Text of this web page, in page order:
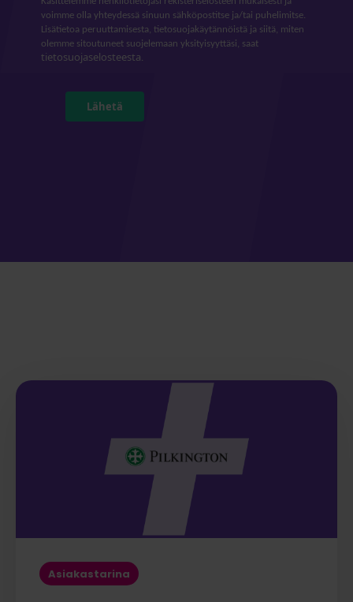
voimme olla yhteydessä sinuun sähköpostitse ja/tai puhelimitse.
Lisätietoa peruuttamisesta, tietosuojakäytännöistä ja siitä, miten
olemme sitoutuneet suojelemaan yksityisyyttäsi, saat
tietosuojaselosteesta.
Lähetä
Asiakastarina